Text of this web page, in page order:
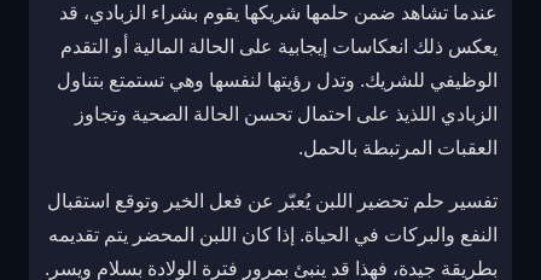
عندما تشاهد ضمن حلمها شريكها يقوم بشراء الزبادي، قد
يعكس ذلك انعكاسات إيجابية على الحالة المالية أو التقدم
الوظيفي للشريك. وتدل رؤيتها لنفسها وهي تستمتع بتناول
الزبادي اللذيذ على احتمال تحسن الحالة الصحية وتجاوز
العقبات المرتبطة بالحمل.
تفسير حلم تحضير اللبن يُعبّر عن فعل الخير وتوقع استقبال
النفع والبركات في الحياة. إذا كان اللبن المحضر يتم تقديمه
بطريقة جيدة، فهذا قد ينبئ بمرور فترة الولادة بسلام ويسر.